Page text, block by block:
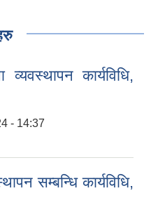
कार्यविधि,
- 14:37
सम्बन्धि कार्यविधि,